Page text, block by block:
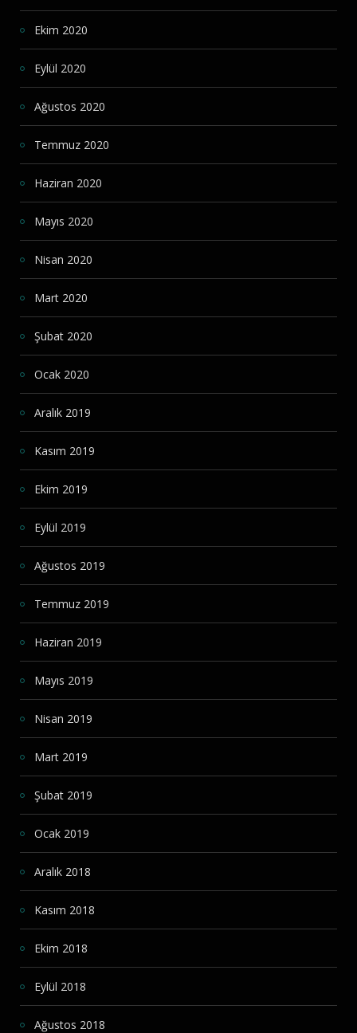
Ekim 2020
Eylül 2020
Ağustos 2020
Temmuz 2020
Haziran 2020
Mayıs 2020
Nisan 2020
Mart 2020
Şubat 2020
Ocak 2020
Aralık 2019
Kasım 2019
Ekim 2019
Eylül 2019
Ağustos 2019
Temmuz 2019
Haziran 2019
Mayıs 2019
Nisan 2019
Mart 2019
Şubat 2019
Ocak 2019
Aralık 2018
Kasım 2018
Ekim 2018
Eylül 2018
Ağustos 2018